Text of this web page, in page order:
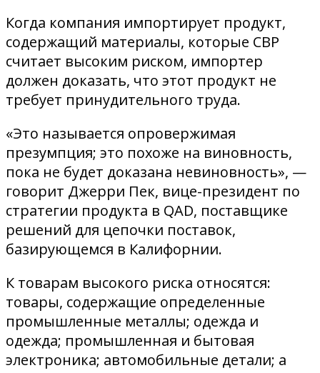
Когда компания импортирует продукт,
содержащий материалы, которые CBP
считает высоким риском, импортер
должен доказать, что этот продукт не
требует принудительного труда.
«Это называется опровержимая
презумпция; это похоже на виновность,
пока не будет доказана невиновность», —
говорит Джерри Пек, вице-президент по
стратегии продукта в QAD, поставщике
решений для цепочки поставок,
базирующемся в Калифорнии.
К товарам высокого риска относятся:
товары, содержащие определенные
промышленные металлы; одежда и
одежда; промышленная и бытовая
электроника; автомобильные детали; а